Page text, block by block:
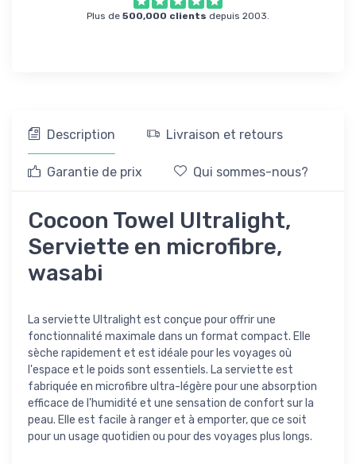
Plus de 500,000 clients depuis 2003.
Description Livraison et retours
Garantie de prix Qui sommes-nous?
Cocoon Towel Ultralight,
Serviette en microfibre,
wasabi
La serviette Ultralight est conçue pour offrir une
fonctionnalité maximale dans un format compact. Elle
sèche rapidement et est idéale pour les voyages où
l'espace et le poids sont essentiels. La serviette est
fabriquée en microfibre ultra-légère pour une absorption
efficace de l'humidité et une sensation de confort sur la
peau. Elle est facile à ranger et à emporter, que ce soit
pour un usage quotidien ou pour des voyages plus longs.